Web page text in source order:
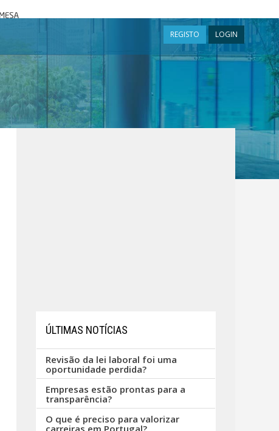
REGISTO LOGIN
ÚLTIMAS NOTÍCIAS
Revisão da lei laboral foi uma
oportunidade perdida?
Empresas estão prontas para a
transparência?
O que é preciso para valorizar
carreiras em Portugal?